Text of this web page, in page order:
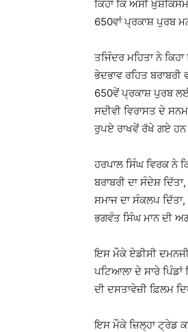
ਕਿਹਾ ਕਿ ਅਸੀਂ
650ਵਾਂ ਪ੍ਰਕਾਸ਼ ਪੁਰਬ
ਤਜਿੰਦਰ ਮਹਿਤਾ ਨੇ
ਭੇਦਭਾਵ ਰਹਿਤ
650ਵੇਂ ਪ੍ਰਕਾਸ਼ ਪੁਰਬ
ਸਦੀਵੀ ਵਿਰਾਸਤ ਦੇ
ਰੁਪਏ ਰਾਖਵੇਂ ਰੱਖੇ ਗਏ
ਹਰਪਾਲ ਸਿੰਘ ਵਿਰਕ ਨੇ
ਬਰਾਬਰੀ ਦਾ ਸੰਦੇਸ਼
ਸਮਾਜ ਦਾ ਸੰਕਲਪ
ਭਗਵੰਤ ਸਿੰਘ ਮਾਨ ਦੀ
ਇਸ ਮੌਕੇ ਏਡੀਸੀ
ਪਟਿਆਲਾ ਦੇ ਸਾਰੇ
ਦੀ ਦਸਤਾਵੇਜ਼ੀ ਫ਼ਿਲਮ
ਇਸ ਮੌਕੇ ਜ਼ਿਲ੍ਹਾ ਟ੍ਰੇਡ